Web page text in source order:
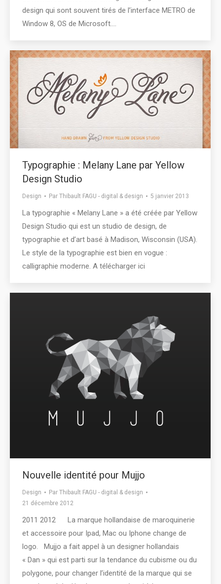
design qui sont souvent tirés de l’interface METRO de
Window 8, OS de Microsoft.…
Typographie : Melany Lane par Yellow
Design Studio
Design Par Thibault FAGU - digital & design 5 janvier 2013
La typographie « Melany Lane » a été créée par Yellow
Design Studio qui est un studio de design, de
typographie et d’art basé à Madison, Wisconsin (USA).
Le style de la typographie est bien en vogue :
calligraphie moderne. A télécharger ici
Nouvelle identité pour Mujjo
Design Par Thibault FAGU - digital & design
21 décembre 2012
2011 2012 La marque hollandaise de maroquinerie
et accessoire pour Ipad, Mac ou Iphone change de
logo. Mujjo a fait appel à un designer hollandais
« Dan » qui est parti sur la tendance du cubisme ou du
polygone, pour changer l’identité de la marque qui se